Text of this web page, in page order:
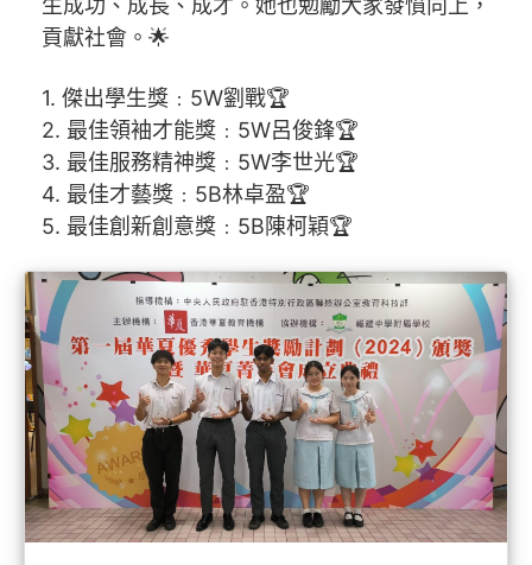
生成功、成長、成才。她也勉勵大家發憤向上，
貢獻社會。🌟
1. 傑出學生獎﹕5W劉戰🏆
2. 最佳領袖才能獎﹕5W呂俊鋒🏆
3. 最佳服務精神獎﹕5W李世光🏆
4. 最佳才藝獎﹕5B林卓盈🏆
5. 最佳創新創意獎﹕5B陳柯穎🏆